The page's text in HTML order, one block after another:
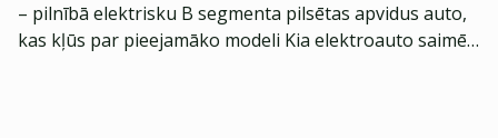
– pilnībā elektrisku B segmenta pilsētas apvidus auto,
kas kļūs par pieejamāko modeli Kia elektroauto saimē